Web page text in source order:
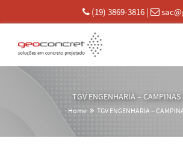
(19) 3869-3816 |
TGV ENGENHARIA – CAMPINAS
Home TGV ENGENHARIA –